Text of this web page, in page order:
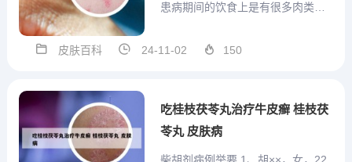
患病期间的饮食上是有很多肉类不
沾边的食物就不能吃，患者在日常
狗肉、鸡鸭肉、鸽子肉、鸟肉及其
类，...
皮肤百科 24-11-02 150
吃桂枝茯苓丸治疗牛皮癣 桂枝茯
苓丸 皮肤病